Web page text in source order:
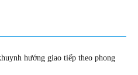
hướng giao tiếp theo phong